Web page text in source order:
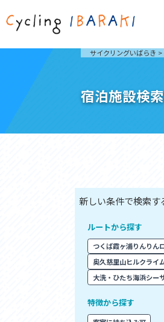
サイクリングに茨城が
つくば霞ヶ浦りんりんロ
筑波山と霞ヶ浦をシンボルに
ト」のひとつ。
コース紹介
アクセス
おすすめスタートポイ
おすすめスポット
おすすめグルメ
サイクリングいばらき >
宿泊施設検
ルートから探す
つくば霞ヶ浦りんりん
奥久慈里山ヒルクライ
大洗・ひたち海浜シー
特徴から探す